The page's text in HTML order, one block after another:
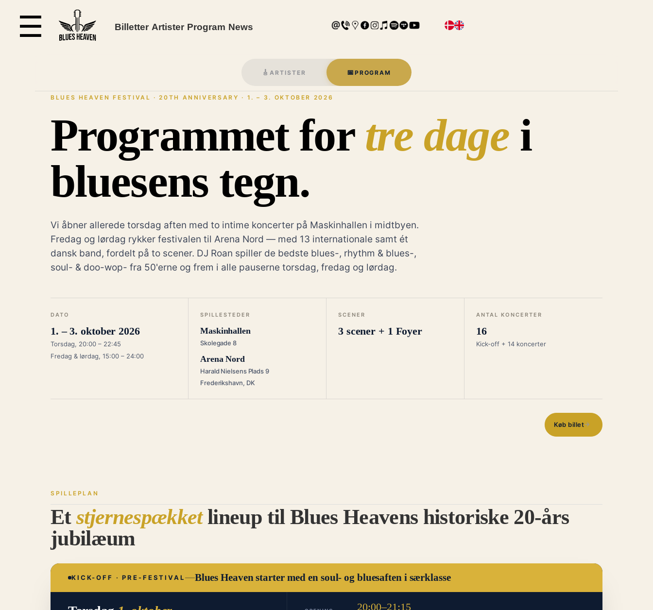
☰ Billetter Artister Program News
🎸 ARTISTER 📅 PROGRAM
BLUES HEAVEN FESTIVAL · 20TH ANNIVERSARY · 1. – 3. OKTOBER 2026
Programmet for tre dagei
bluesens tegn.
Vi åbner allerede torsdag aften med to intime koncerter på Maskinhallen i midtbyen.
Fredag og lørdag rykker festivalen til Arena Nord — med 13 internationale samt ét
dansk band, fordelt på to scener. DJ Roan spiller de bedste blues-, rhythm & blues-,
soul- & doo-wop- fra 50'erne og frem i alle pauserne torsdag, fredag og lørdag.
DATO
1. – 3. oktober 2026
Torsdag, 20:00 – 22:45
Fredag & lørdag, 15:00 – 24:00
SPILLESTEDER
Maskinhallen
Skolegade 8
Arena Nord
Harald Nielsens Plads 9
Frederikshavn, DK
SCENER
3 scener + 1 Foyer
ANTAL KONCERTER
16
Kick-off + 14 koncerter
Køb billet→
SPILLEPLAN
Etstjernespækketlineup til Blues Heavens historiske 20-års
jubilæum
KICK-OFF · PRE-FESTIVAL—Blues Heaven starter med en soul- og bluesaften i særklasse
20:00–21:15